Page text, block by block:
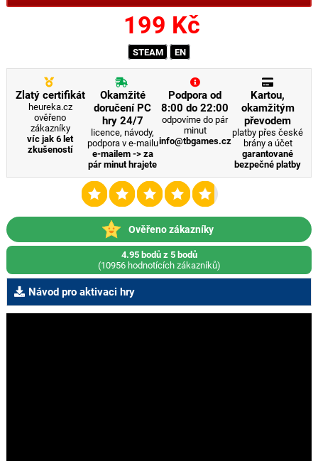
199 Kč
STEAM EN
Zlatý certifikát
heureka.cz
ověřeno
zákazníky
víc jak 6 let
zkušeností
Okamžité
doručení PC
hry 24/7
licence, návody,
podpora v e-mailu
e-mailem -> za
pár minut hrajete
Podpora od
8:00 do 22:00
odpovíme do pár
minut
info@tbgames.cz
Kartou,
okamžitým
převodem
platby přes české
brány a účet
garantované
bezpečné platby
Ověřeno zákazníky
4.95 bodů z 5 bodů
(10956 hodnotících zákazníků)
Návod pro aktivaci hry